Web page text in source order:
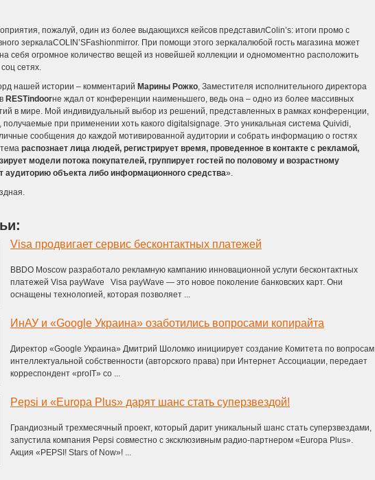
пожалуй, один из более выдающихся кейсов представилColin’s: итоги промо с
зеркалаCOLIN’SFashionmirror. При помощи этого зеркалалюбой гость магазина может
себя огромное количество вещей из новейшей коллекции и одномоментно расположить
сетях.
нашей истории – комментарий Марины Рожко, Заместителя исполнительного директора
RESTindoorне ждал от конференции наименьшего, ведь она – одно из более массивных
в мире. Мой индивидуальный выбор из решений, представленных в рамках конференции,
при применении хоть какого digitalsignage. Это уникальная система Quividi,
сообщения до каждой мотивированной аудитории и собрать информацию о гостях
распознает лица людей, регистрирует время, проведенное в контакте с рекламой,
модели потока покупателей, группирует гостей по половому и возрастному
аудиторию объекта либо информационного средства».
Visa продвигает сервис бесконтактных платежей
BBDO Moscow разработало рекламную кампанию инновационной услуги бесконтактных
платежей Visa payWave Visa payWave — это новое поколение банковских карт. Они
оснащены технологией, которая позволяет ...
ИнАУ и «Google Украина» озаботились вопросами копирайта
Директор «Google Украина» Дмитрий Шоломко инициирует создание Комитета по вопросам
интеллектуальной собственности (авторского права) при Интернет Ассоциации, передает
корреспондент «proIT» со ...
Pepsi и «Europa Plus» дарят шанс стать суперзвездой!
Грандиозный трехмесячный проект, который дарит уникальный шанс стать суперзвездами,
запустила компания Pepsi совместно с эксклюзивным радио-партнером «Europa Plus».
Акция «PEPSI! Stars of Now»! ...